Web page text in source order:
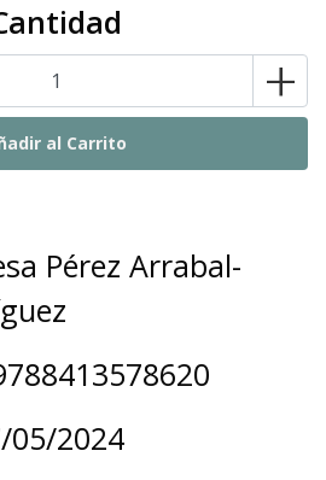
+
Pérez Arrabal-
05/2024